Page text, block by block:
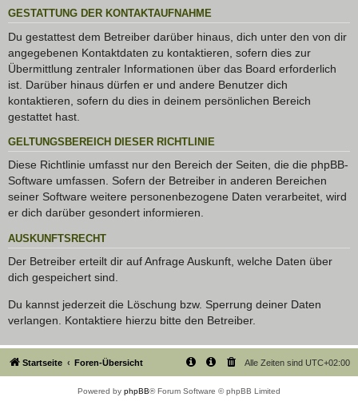
GESTATTUNG DER KONTAKTAUFNAHME
Du gestattest dem Betreiber darüber hinaus, dich unter den von dir
angegebenen Kontaktdaten zu kontaktieren, sofern dies zur
Übermittlung zentraler Informationen über das Board erforderlich
ist. Darüber hinaus dürfen er und andere Benutzer dich
kontaktieren, sofern du dies in deinem persönlichen Bereich
gestattet hast.
GELTUNGSBEREICH DIESER RICHTLINIE
Diese Richtlinie umfasst nur den Bereich der Seiten, die die phpBB-
Software umfassen. Sofern der Betreiber in anderen Bereichen
seiner Software weitere personenbezogene Daten verarbeitet, wird
er dich darüber gesondert informieren.
AUSKUNFTSRECHT
Der Betreiber erteilt dir auf Anfrage Auskunft, welche Daten über
dich gespeichert sind.
Du kannst jederzeit die Löschung bzw. Sperrung deiner Daten
verlangen. Kontaktiere hierzu bitte den Betreiber.
Startseite Foren-Übersicht Alle Zeiten sind UTC+02:00
Powered by phpBB® Forum Software © phpBB Limited